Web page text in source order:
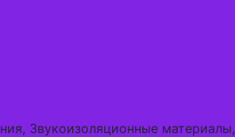
Звукоизоляционные материалы,